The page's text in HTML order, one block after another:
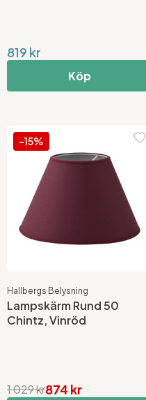
819 kr
Köp
-15%
Hallbergs Belysning
Lampskärm Rund 50
Chintz, Vinröd
874 kr
1 029 kr